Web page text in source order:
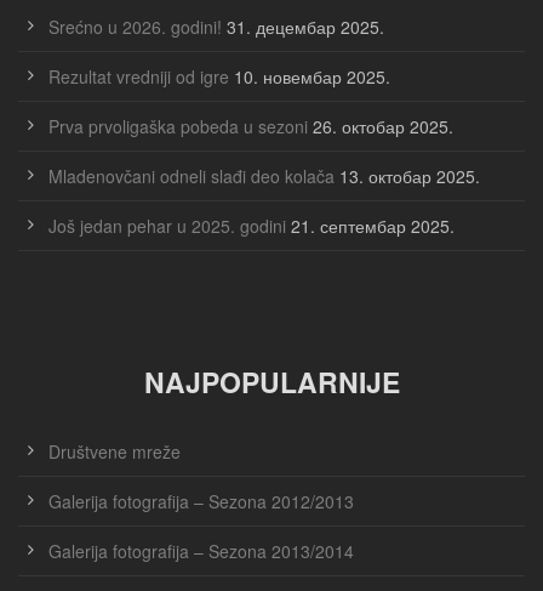
Srećno u 2026. godini! 31. децембар 2025.
Rezultat vredniji od igre 10. новембар 2025.
Prva prvoligaška pobeda u sezoni 26. октобар 2025.
Mladenovčani odneli slađi deo kolača 13. октобар 2025.
Još jedan pehar u 2025. godini 21. септембар 2025.
NAJPOPULARNIJE
Društvene mreže
Galerija fotografija – Sezona 2012/2013
Galerija fotografija – Sezona 2013/2014